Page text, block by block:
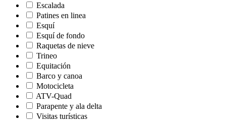
Escalada
Patines en linea
Esquí
Esquí de fondo
Raquetas de nieve
Trineo
Equitación
Barco y canoa
Motocicleta
ATV-Quad
Parapente y ala delta
Visitas turísticas